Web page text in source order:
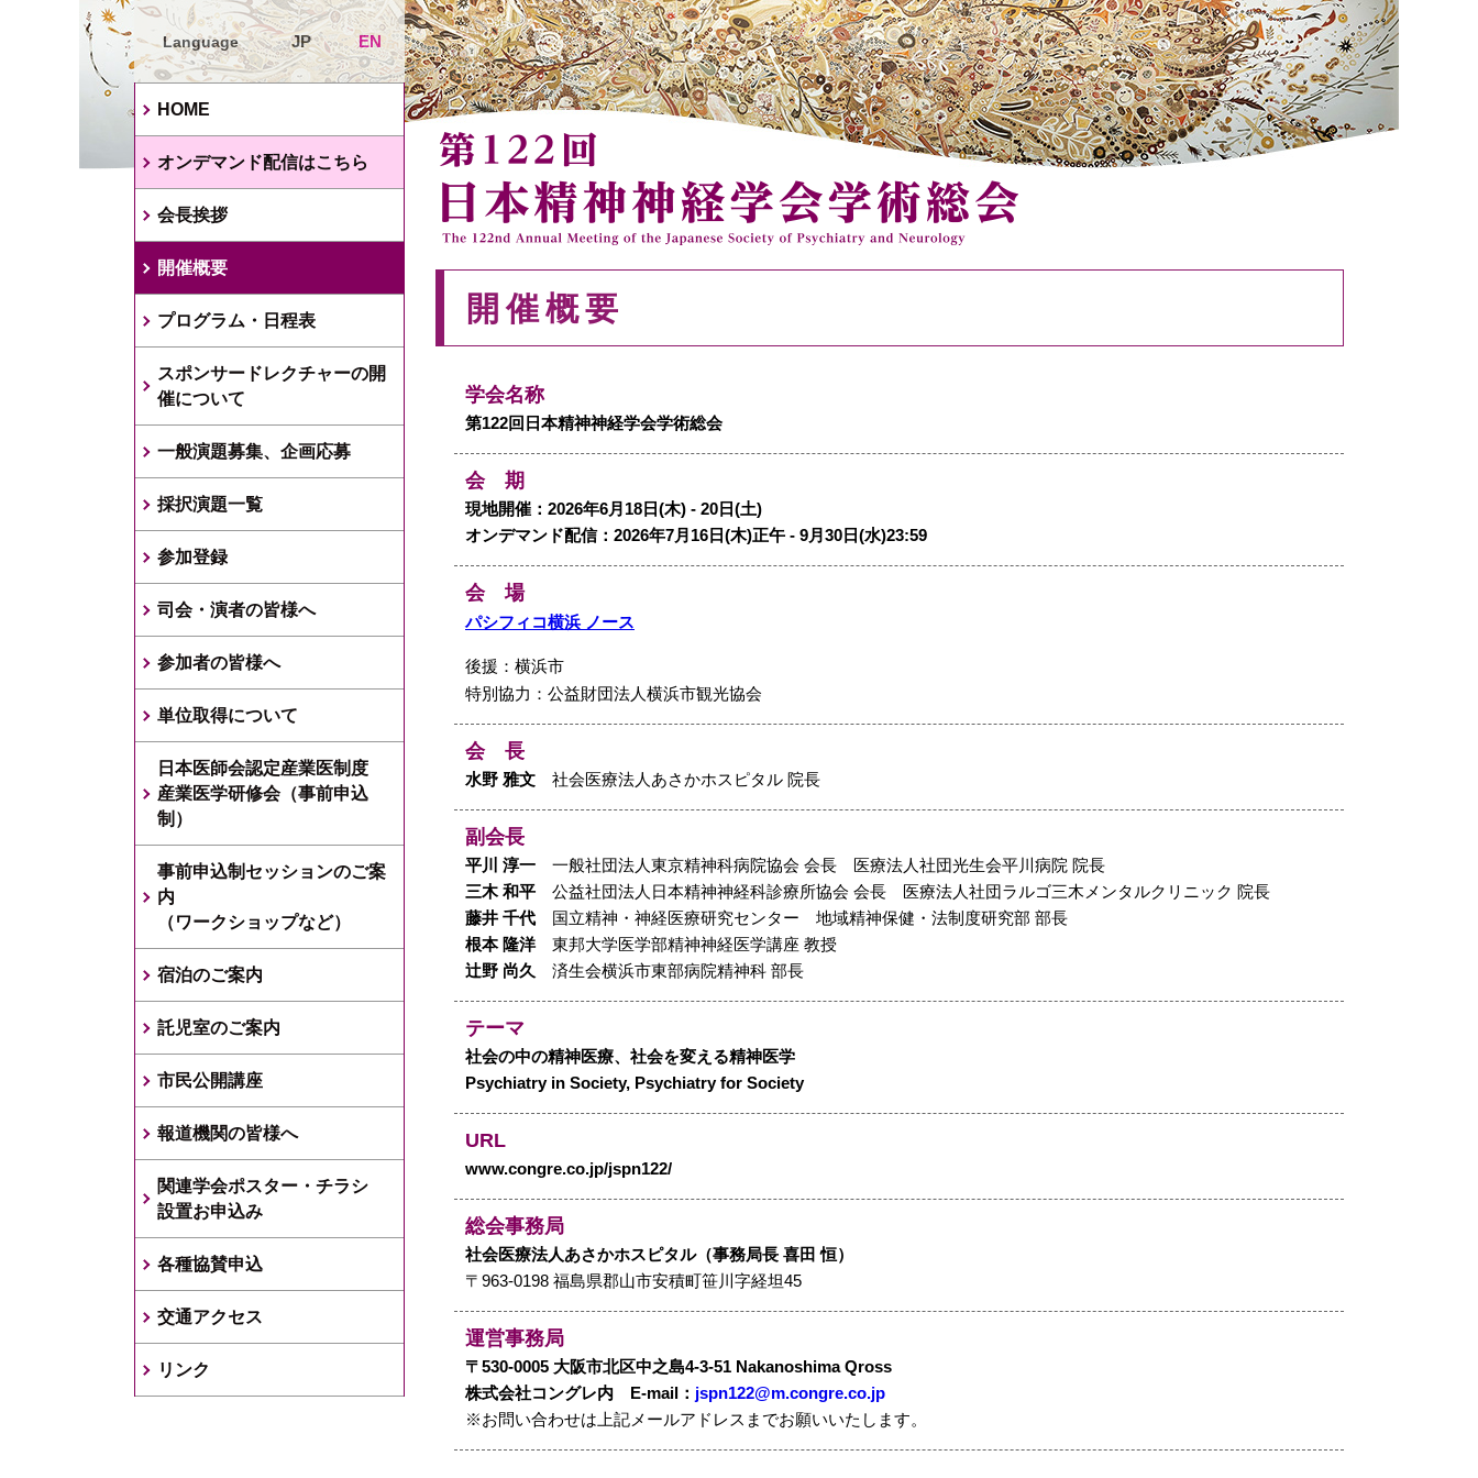
Language JP EN
HOME
オンデマンド配信はこちら
会長挨拶
開催概要
プログラム・日程表
スポンサードレクチャーの開
催について
一般演題募集、企画応募
採択演題一覧
参加登録
司会・演者の皆様へ
参加者の皆様へ
単位取得について
日本医師会認定産業医制度
産業医学研修会（事前申込
制）
事前申込制セッションのご案
内
（ワークショップなど）
宿泊のご案内
託児室のご案内
市民公開講座
報道機関の皆様へ
関連学会ポスター・チラシ
設置お申込み
各種協賛申込
交通アクセス
リンク
開催概要
学会名称
第122回日本精神神経学会学術総会
会 期
現地開催：2026年6月18日(木) - 20日(土)
オンデマンド配信：2026年7月16日(木)正午 - 9月30日(水)23:59
会 場
パシフィコ横浜 ノース
後援：横浜市
特別協力：公益財団法人横浜市観光協会
会 長
水野 雅文 社会医療法人あさかホスピタル 院長
副会長
平川 淳一
一般社団法人東京精神科病院協会 会長 医療法人社団光生会平川病院 院長
三木 和平
公益社団法人日本精神神経科診療所協会 会長 医療法人社団ラルゴ三木メンタルクリニック 院長
藤井 千代
国立精神・神経医療研究センター 地域精神保健・法制度研究部 部長
根本 隆洋
東邦大学医学部精神神経医学講座 教授
辻野 尚久
済生会横浜市東部病院精神科 部長
テーマ
社会の中の精神医療、社会を変える精神医学
Psychiatry in Society, Psychiatry for Society
URL
www.congre.co.jp/jspn122/
総会事務局
社会医療法人あさかホスピタル（事務局長 喜田 恒）
〒963-0198 福島県郡山市安積町笹川字経坦45
運営事務局
〒530-0005 大阪市北区中之島4‐3‐51 Nakanoshima Qross
株式会社コングレ内 E-mail： jspn122@m.congre.co.jp
※お問い合わせは上記メールアドレスまでお願いいたします。